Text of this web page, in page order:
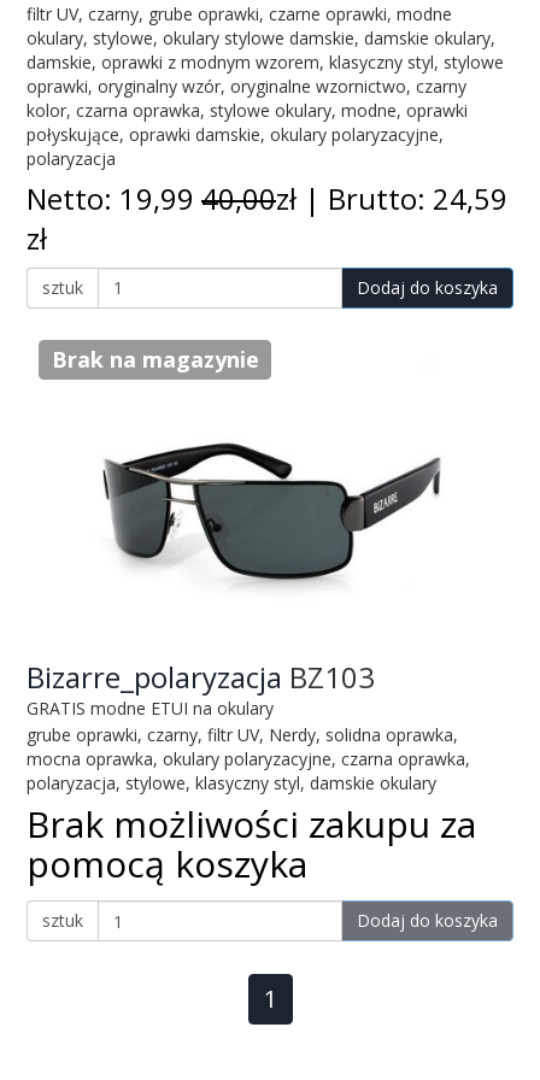
filtr UV, czarny, grube oprawki, czarne oprawki, modne
okulary, stylowe, okulary stylowe damskie, damskie okulary,
damskie, oprawki z modnym wzorem, klasyczny styl, stylowe
oprawki, oryginalny wzór, oryginalne wzornictwo, czarny
kolor, czarna oprawka, stylowe okulary, modne, oprawki
połyskujące, oprawki damskie, okulary polaryzacyjne,
polaryzacja
Netto: 19,99 40,00zł | Brutto: 24,59
zł
sztuk Dodaj do koszyka
Bizarre_polaryzacja BZ103
GRATIS modne ETUI na okulary
grube oprawki, czarny, filtr UV, Nerdy, solidna oprawka,
mocna oprawka, okulary polaryzacyjne, czarna oprawka,
polaryzacja, stylowe, klasyczny styl, damskie okulary
Brak możliwości zakupu za
pomocą koszyka
sztuk Dodaj do koszyka
Brak na magazynie
1